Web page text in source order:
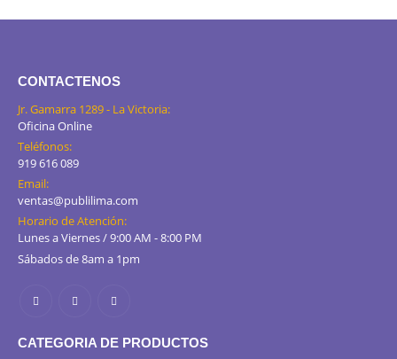
CONTACTENOS
Jr. Gamarra 1289 - La Victoria:
Oficina Online
Teléfonos:
919 616 089
Email:
ventas@publilima.com
Horario de Atención:
Lunes a Viernes / 9:00 AM - 8:00 PM
Sábados de 8am a 1pm
CATEGORIA DE PRODUCTOS